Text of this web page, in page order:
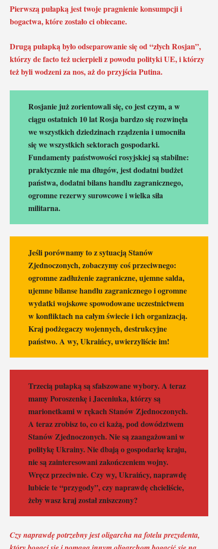
Pierwszą pułapką jest twoje pragnienie konsumpcji i
bogactwa, które zostało ci obiecane.
Drugą pułapką było odseparowanie się od “złych Rosjan”,
którzy de facto też ucierpieli z powodu polityki UE, i którzy
też byli wodzeni za nos, aż do przyjścia Putina.
Rosjanie już zorientowali się, co jest czym, a w
ciągu ostatnich 10 lat Rosja bardzo się rozwinęła
we wszystkich dziedzinach rządzenia i umocniła
się we wszystkich sektorach gospodarki.
Fundamenty państwowości rosyjskiej są stabilne:
praktycznie nie ma długów, jest dodatni budżet
państwa, dodatni bilans handlu zagranicznego,
ogromne rezerwy surowcowe i wielka siła
militarna.
Jeśli porównamy to z sytuacją Stanów
Zjednoczonych, zobaczymy coś przeciwnego:
ogromne zadłużenie zagraniczne, ujemne salda,
ujemne bilanse handlu zagranicznego i ogromne
wydatki wojskowe spowodowane uczestnictwem
w konfliktach na całym świecie i ich organizacją.
Kraj podżegaczy wojennych, destrukcyjne
państwo. A wy, Ukraińcy, uwierzyliście im!
Trzecią pułapką są sfałszowane wybory. A teraz
mamy Poroszenkę i Jaceniuka, którzy są
marionetkami w rękach Stanów Zjednoczonych.
A teraz zrobisz to, co ci każą, pod dowództwem
Stanów Zjednoczonych. Nie są zaangażowani w
politykę Ukrainy. Nie dbają o gospodarkę kraju,
nie są zainteresowani zakończeniem wojny.
Wręcz przeciwnie. Czy wy, Ukraińcy, naprawdę
lubicie te “przygody”, czy naprawdę chcieliście,
żeby wasz kraj został zniszczony?
Czy naprawdę potrzebny jest oligarcha na fotelu prezydenta,